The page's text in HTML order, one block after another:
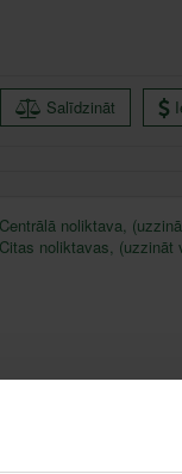
Salīdzināt
Centrālā noliktava,
Citas noliktavas, (uzzināt